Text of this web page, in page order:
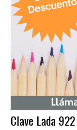
Clave Lada 922